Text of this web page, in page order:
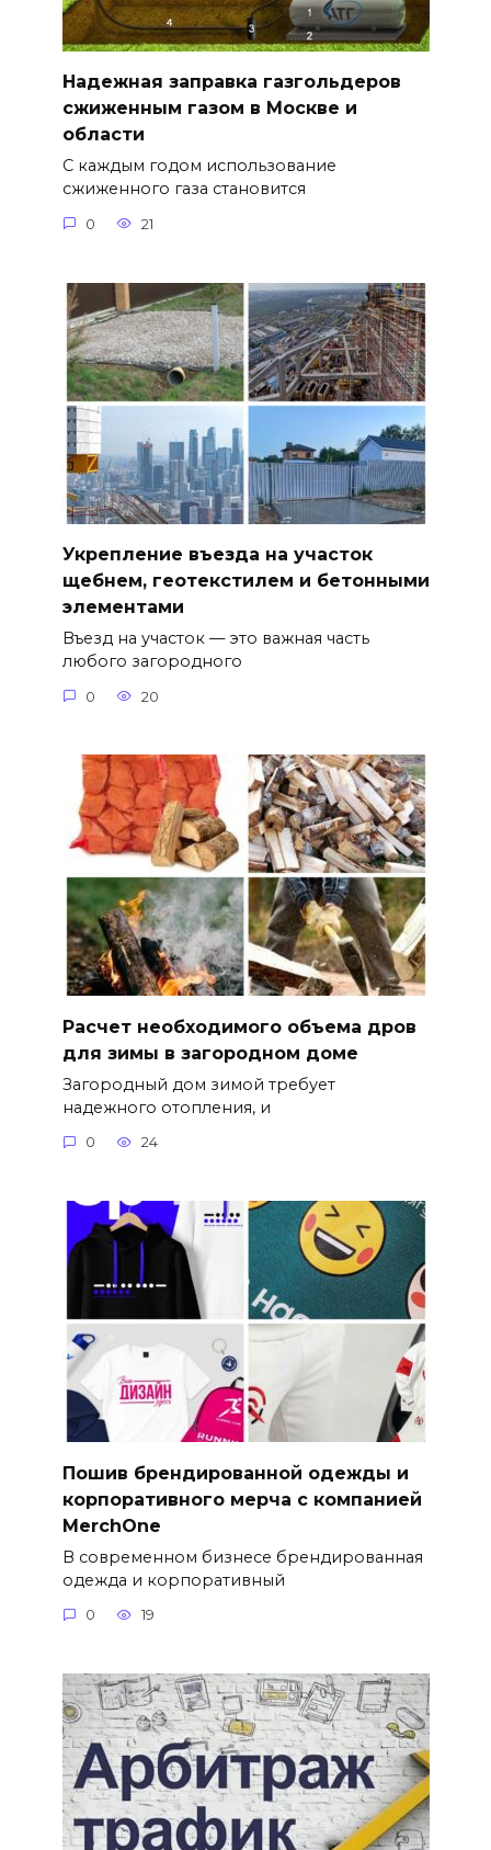
Надежная заправка газгольдеров
сжиженным газом в Москве и
области
С каждым годом использование
сжиженного газа становится
0 21
Укрепление въезда на участок
щебнем, геотекстилем и бетонными
элементами
Въезд на участок — это важная часть
любого загородного
0 20
Расчет необходимого объема дров
для зимы в загородном доме
Загородный дом зимой требует
надежного отопления, и
0 24
Пошив брендированной одежды и
корпоративного мерча с компанией
MerchOne
В современном бизнесе брендированная
одежда и корпоративный
0 19